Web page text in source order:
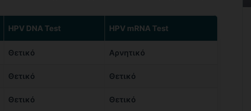
HPV DNA Test HPV mRNA Test
Θετικό Αρνητικό
Θετικό Θετικό
Θετικό Θετικό